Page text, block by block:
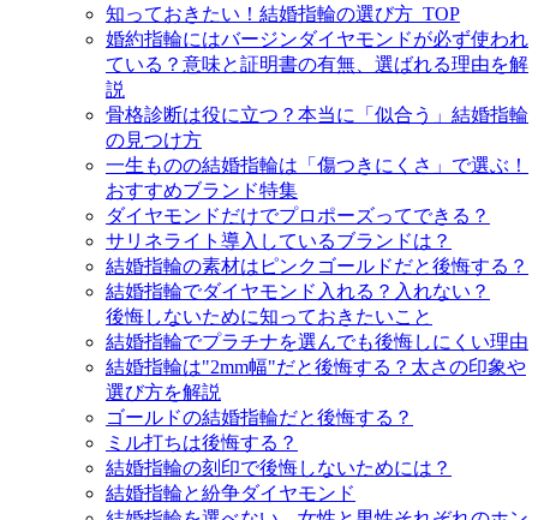
知っておきたい！結婚指輪の選び方_TOP
婚約指輪にはバージンダイヤモンドが必ず使われ
ている？意味と証明書の有無、選ばれる理由を解
説
骨格診断は役に立つ？本当に「似合う」結婚指輪
の見つけ方
一生ものの結婚指輪は「傷つきにくさ」で選ぶ！
おすすめブランド特集
ダイヤモンドだけでプロポーズってできる？
サリネライト導入しているブランドは？
結婚指輪の素材はピンクゴールドだと後悔する？
結婚指輪でダイヤモンド入れる？入れない？
後悔しないために知っておきたいこと
結婚指輪でプラチナを選んでも後悔しにくい理由
結婚指輪は"2mm幅"だと後悔する？太さの印象や
選び方を解説
ゴールドの結婚指輪だと後悔する？
ミル打ちは後悔する？
結婚指輪の刻印で後悔しないためには？
結婚指輪と紛争ダイヤモンド